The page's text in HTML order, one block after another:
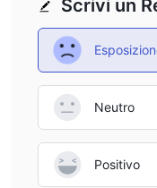
Scrivi un
Neutro
Positivo